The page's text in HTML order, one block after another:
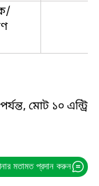
মোট ১০ এন্ট্রি
মতামত প্রদান করুন